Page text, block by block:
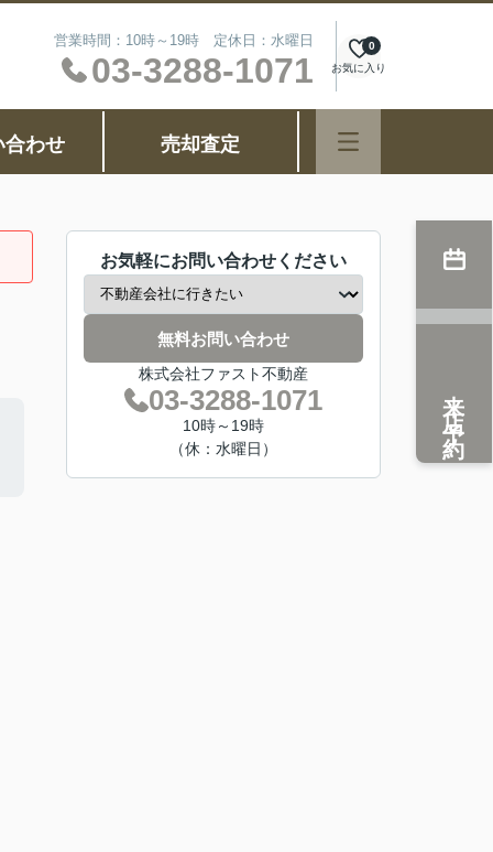
営業時間：10時～19時 定休日：水曜日
03-3288-1071 お気に入り
0
合わせ 売却査定
お気軽にお問い合わせください
無料お問い合わせ
株式会社ファスト不動産
03-3288-1071
10時～19時
（休：水曜日）
来店予約